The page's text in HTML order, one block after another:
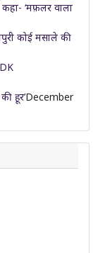
‘मफ़लर वाला
कोई मसाले की
हूर’December